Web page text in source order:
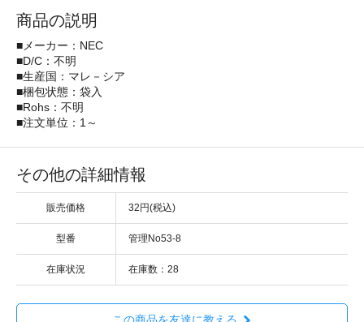
商品の説明
■メーカー：NEC
■D/C：不明
■生産国：マレ－シア
■梱包状態：袋入
■Rohs：不明
■注文単位：1～
その他の詳細情報
販売価格 32円(税込)
型番 管理No53-8
在庫状況 在庫数：28
この商品を友達に教える